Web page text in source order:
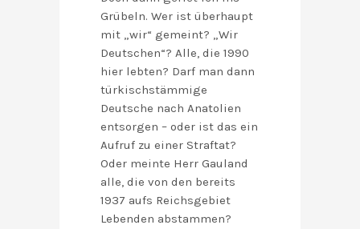
Grübeln. Wer ist überhaupt
mit „wir“ gemeint? „Wir
Deutschen“? Alle, die 1990
hier lebten? Darf man dann
türkischstämmige
Deutsche nach Anatolien
entsorgen – oder ist das ein
Aufruf zu einer Straftat?
Oder meinte Herr Gauland
alle, die von den bereits
1937 aufs Reichsgebiet
Lebenden abstammen?